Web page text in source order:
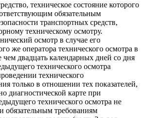
техническое состояние которого
обязательным
транспортных средств,
техническому осмотру.
осмотр в случае его
же оператора технического осмотра в
чем двадцать календарных дней со дня
технического осмотра
технического
только в отношении тех показателей,
диагностической карте при
технического осмотра не
обязательным требованиям